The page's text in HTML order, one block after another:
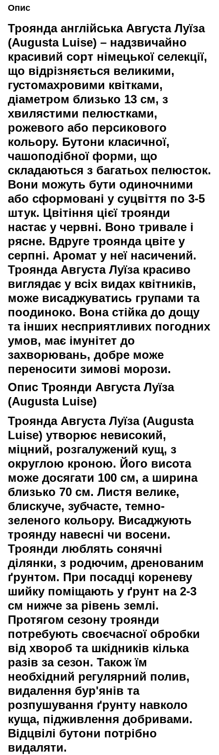
Опис
Троянда англійська Августа Луїза
(Augusta Luise) – надзвичайно
красивий сорт німецької селекції,
що відрізняється великими,
густомахровими квітками,
діаметром близько 13 см, з
хвилястими пелюстками,
рожевого або персикового
кольору. Бутони класичної,
чашоподібної форми, що
складаються з багатьох пелюсток.
Вони можуть бути одиночними
або сформовані у суцвіття по 3-5
штук. Цвітіння цієї троянди
настає у червні. Воно тривале і
рясне. Вдруге троянда цвіте у
серпні. Аромат у неї насичений.
Троянда Августа Луїза красиво
виглядає у всіх видах квітників,
може висаджуватись групами та
поодиноко. Вона стійка до дощу
та інших несприятливих погодних
умов, має імунітет до
захворювань, добре може
переносити зимові морози.
Опис Троянди Августа Луїза
(Augusta Luise)
Троянда Августа Луїза (Augusta
Luise) утворює невисокий,
міцний, розгалужений кущ, з
округлою кроною. Його висота
може досягати 100 см, а ширина
близько 70 см. Листя велике,
блискуче, зубчасте, темно-
зеленого кольору. Висаджують
троянду навесні чи восени.
Троянди люблять сонячні
ділянки, з родючим, дренованим
ґрунтом. При посадці кореневу
шийку поміщають у ґрунт на 2-3
см нижче за рівень землі.
Протягом сезону троянди
потребують своєчасної обробки
від хвороб та шкідників кілька
разів за сезон. Також їм
необхідний регулярний полив,
видалення бур'янів та
розпушування ґрунту навколо
куща, підживлення добривами.
Відцвілі бутони потрібно
видаляти.